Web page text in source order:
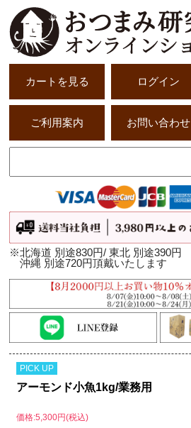
カートを見る ログイン
ご利用案内 お問い合わせ
※北海道 別途830円/ 東北 別途390円
沖縄 別途720円頂戴いたします
PICK UP
アーモンド小魚1kg/業務用
価格:5,300円(税込)